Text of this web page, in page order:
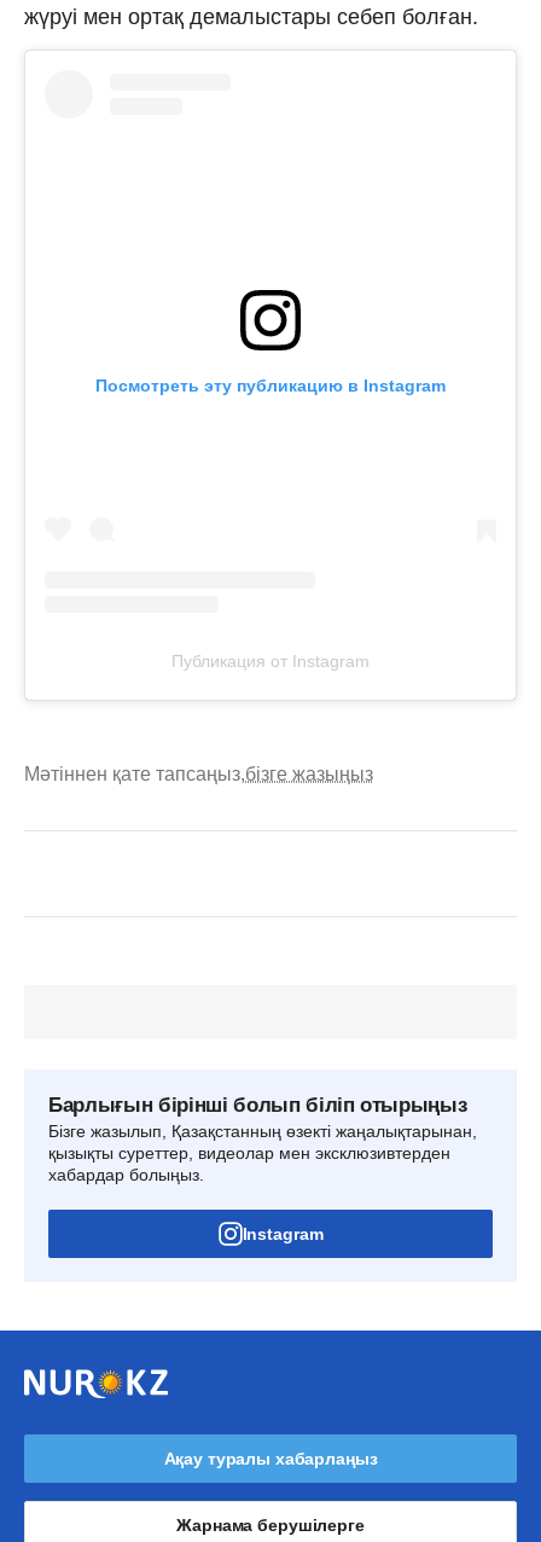
жүруі мен ортақ демалыстары себеп болған.
Посмотреть эту публикацию в Instagram
Публикация от Instagram
Мәтіннен қате тапсаңыз,бізге жазыңыз
Барлығын бірінші болып біліп отырыңыз
Бізге жазылып, Қазақстанның өзекті жаңалықтарынан,
қызықты суреттер, видеолар мен эксклюзивтерден
хабардар болыңыз.
Instagram
Ақау туралы хабарлаңыз
Жарнама берушілерге